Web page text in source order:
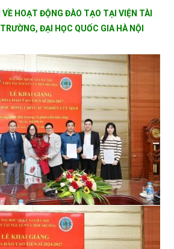
HOẠT ĐỘNG ĐÀO TẠO TẠI VIỆN TÀI
ĐẠI HỌC QUỐC GIA HÀ NỘI